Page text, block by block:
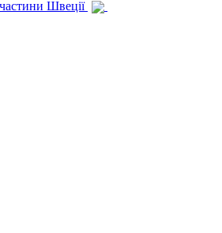
Швеції